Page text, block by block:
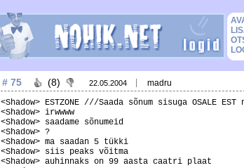
# 75 (8) 22.05.2004
madru
<Shadow> ESTZONE ///Saada sõnum sisuga OSALE
<Shadow> irwwww
<Shadow> saadame sõnumeid
<Shadow> ?
<Shadow> ma saadan 5 tükki
<Shadow> siis peaks võitma
<Shadow> auhinnaks on 99 aasta caatri plaat